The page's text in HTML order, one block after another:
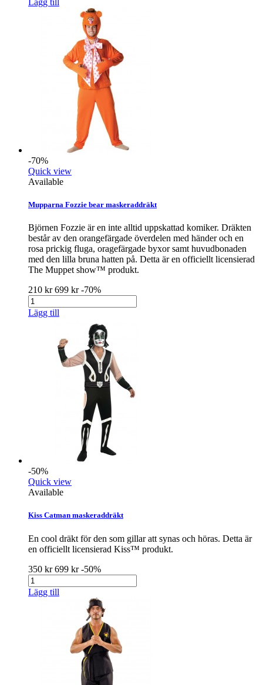
Lägg till
-70%
Quick view
Available
Mupparna Fozzie bear maskeraddräkt
Björnen Fozzie är en inte alltid uppskattad komiker. Dräkten
består av den orangefärgade överdelen med händer och en
rosa prickig fluga, oragefärgade byxor samt huvudbonaden
med den lilla bruna hatten på. Detta är en officiellt licensierad
The Muppet show™ produkt.
210 kr699 kr-70%
Lägg till
-50%
Quick view
Available
Kiss Catman maskeraddräkt
En cool dräkt för den som gillar att synas och höras. Detta är
en officiellt licensierad Kiss™ produkt.
350 kr699 kr-50%
Lägg till